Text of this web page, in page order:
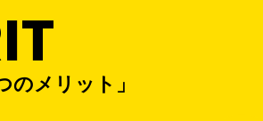
のメリット」